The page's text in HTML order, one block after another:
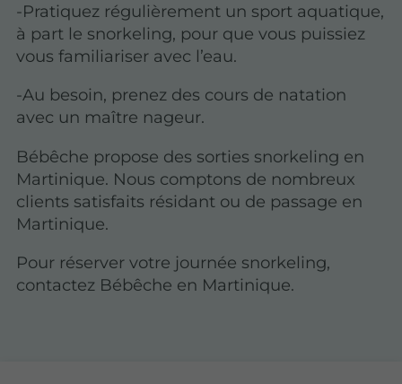
-Pratiquez régulièrement un sport aquatique,
à part le snorkeling, pour que vous puissiez
vous familiariser avec l’eau.
-Au besoin, prenez des cours de natation
avec un maître nageur.
Bébêche propose des sorties snorkeling en
Martinique. Nous comptons de nombreux
clients satisfaits résidant ou de passage en
Martinique.
Pour réserver votre journée snorkeling,
contactez Bébêche en Martinique.